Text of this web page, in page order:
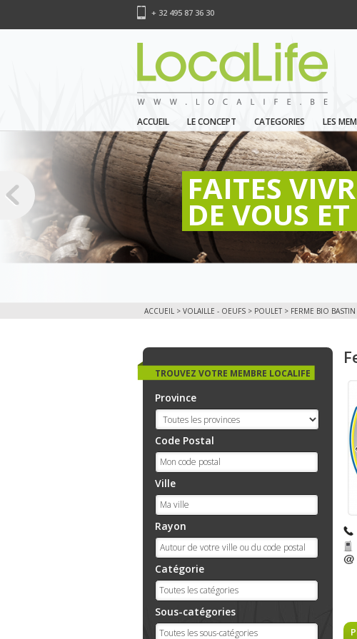
+ 32 495 87 36 30
ACCUEIL LE CONCEPT CATEGORIES LES
FAITES
DE VOUS
ACCUEIL > VOLAILLE - OEUFS > POULET > FERME BIO BASTIN
TROUVEZ VOTRE MEMBRE LOCALIFE
Province
Code Postal
Ville
Rayon
Catégorie
Sous-catégories